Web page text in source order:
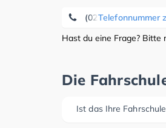
Telefonnummer
(0214) 5 00 45 70
Hast du eine Frage? Bitte
Die
Ist das Ihre